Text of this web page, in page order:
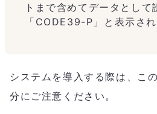
トまで含めてデータとして
「CODE39-P」と表示され
システムを導入する際は、こ
分にご注意ください。